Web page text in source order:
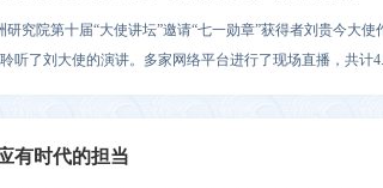
研究院第十届“大使讲坛”邀请“七一勋章”获得者刘贵今大
听了刘大使的演讲。多家网络平台进行了现场直播，共计
有时代的担当